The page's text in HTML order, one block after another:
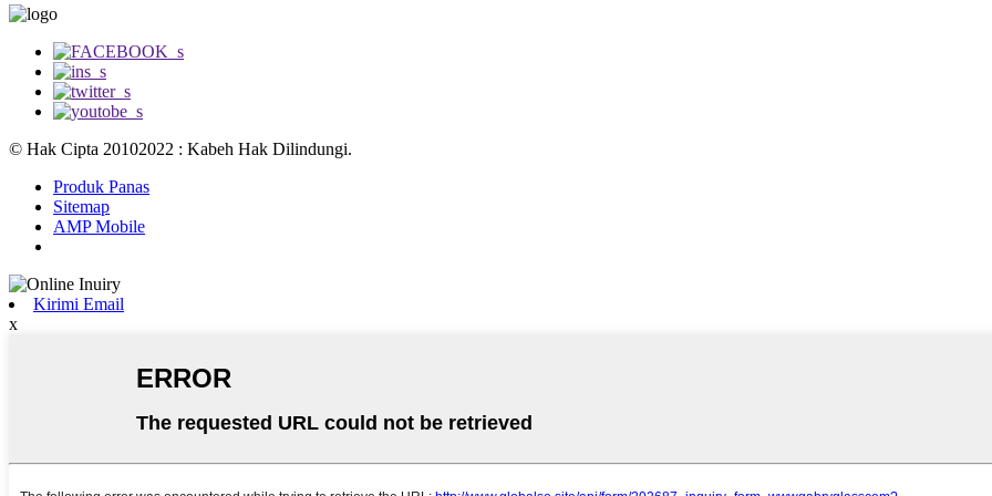
© Hak Cipta 20102022 : Kabeh Hak Dilindungi.
Produk Panas
Sitemap
AMP Mobile
Kirimi Email
x